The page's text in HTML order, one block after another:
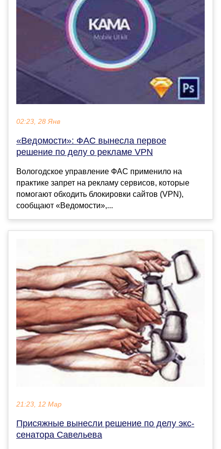
02:23, 28 Янв
«Ведомости»: ФАС вынесла первое
решение по делу о рекламе VPN
Вологодское управление ФАС применило на
практике запрет на рекламу сервисов, которые
помогают обходить блокировки сайтов (VPN),
сообщают «Ведомости»,...
21:23, 12 Мар
Присяжные вынесли решение по делу экс-
сенатора Савельева